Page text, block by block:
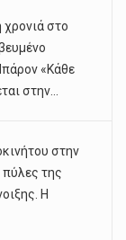
χρονιά στο
«Κάθε
στην...
στην
πύλες της
Η